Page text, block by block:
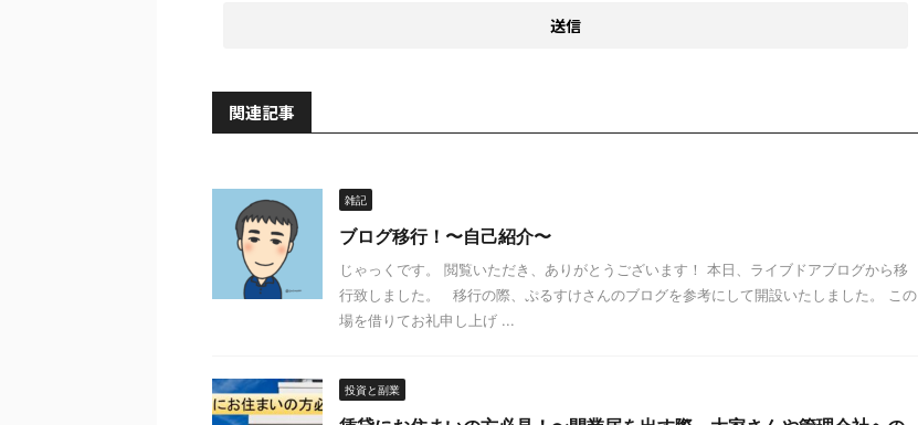
関連記事
雑記
ブログ移行！〜自己紹介〜
じゃっくです。 閲覧いただき、ありがとうございます！ 本日、ライブドアブログから移
行致しました。 移行の際、ぷるすけさんのブログを参考にして開設いたしました。 この
場を借りてお礼申し上げ ...
投資と副業